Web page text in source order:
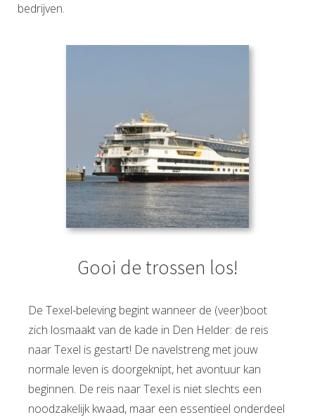
bedrijven.
Gooi de trossen los!
De Texel-beleving begint wanneer de (veer)boot
zich losmaakt van de kade in Den Helder: de reis
naar Texel is gestart! De navelstreng met jouw
normale leven is doorgeknipt, het avontuur kan
beginnen. De reis naar Texel is niet slechts een
noodzakelijk kwaad, maar een essentieel onderdeel